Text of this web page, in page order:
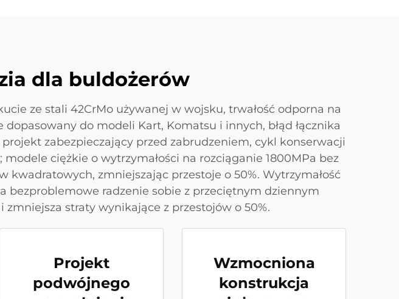
dla buldożerów
ze stali 42CrMo używanej w wojsku, trwałość odporna na
do modeli Kart, Komatsu i innych, błąd łącznika
zabezpieczający przed zabrudzeniem, cykl konserwacji
ciężkie o wytrzymałości na rozciąganie 1800MPa bez
zmniejszając przestoje o 50%. Wytrzymałość
bezproblemowe radzenie sobie z przeciętnym dziennym
straty wynikające z przestojów o 50%.
Projekt
podwójnego
Wzmocniona
konstrukcja